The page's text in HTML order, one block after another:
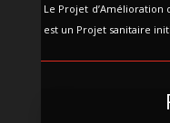
Le Projet d’Amélioration
est un Projet sanitaire